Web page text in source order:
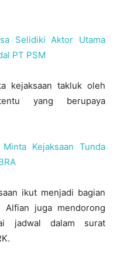
Selidiki Aktor Utama
PT PSM
kejaksaan takluk oleh
yang berupaya
Kejaksaan Tunda
ikut menjadi bagian
Alfian juga mendorong
jadwal dalam surat